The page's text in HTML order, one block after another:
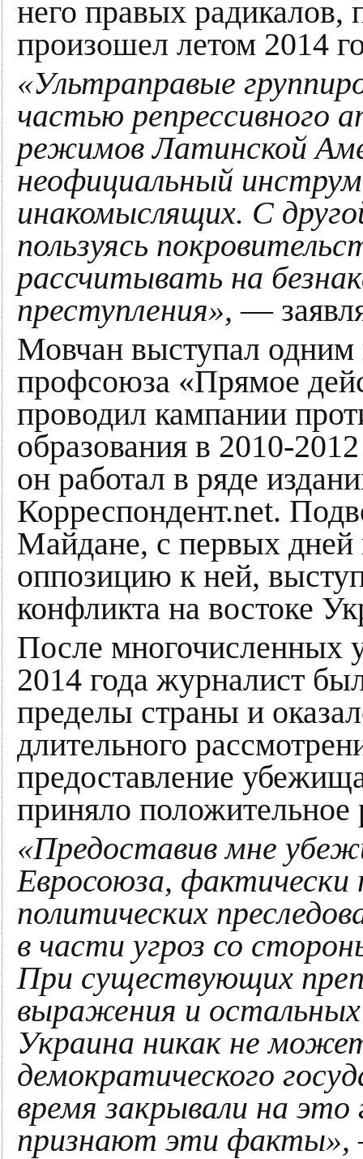
него правых радикалов,
произошел летом 2014
«Ультраправые
частью репрессивного
режимов Латинской
неофициальный
инакомыслящих. С
пользуясь
рассчитывать на
преступления», —
Мовчан выступал одним
профсоюза «Прямое
проводил кампании
образования в 2010-
он работал в ряде
Корреспондент.net.
Майдане, с первых дней
оппозицию к ней,
конфликта на востоке
После многочисленных
2014 года журналист
пределы страны и
длительного
предоставление
приняло
«Предоставив мне
Евросоюза, фактически
политических
в части угроз со
При существующих
выражения и
Украина никак не
демократического
время закрывали на это
признают эти факты»,